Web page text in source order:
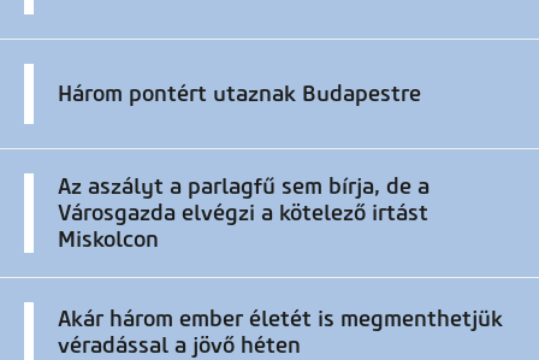
Három pontért utaznak Budapestre
Az aszályt a parlagfű sem bírja, de a
Városgazda elvégzi a kötelező irtást
Miskolcon
Akár három ember életét is megmenthetjük
véradással a jövő héten